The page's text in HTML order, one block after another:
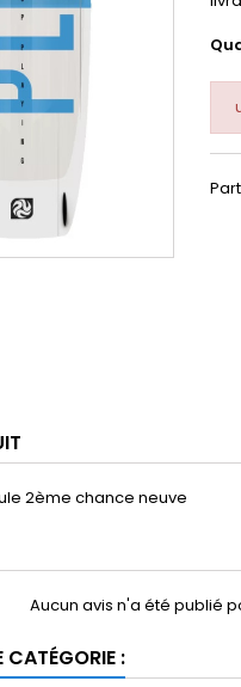
2ème chance neuve
Aucun avis n'a été publié
CATÉGORIE :